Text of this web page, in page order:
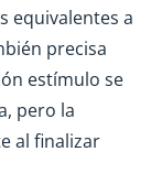
equivalentes a
precisa
estímulo se
pero la
al finalizar